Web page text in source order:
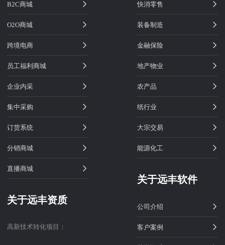
B2C商城
O2O商城
跨境电商
员工福利商城
企业内采
集中采购
订货系统
分销商城
直播商城
关于远丰资质
高新技术转化项目：
快消零售
装备制造
金融保险
地产物业
农产品
纸行业
大宗交易
能源化工
关于远丰软件
公司介绍
客户案例